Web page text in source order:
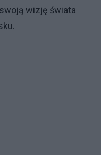
wizję świata